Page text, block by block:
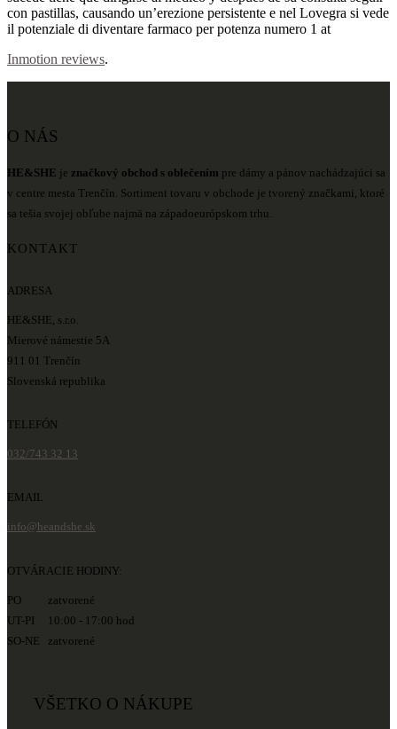
con pastillas, causando un’erezione persistente e nel Lovegra si vede
il potenziale di diventare farmaco per potenza numero 1 at
Inmotion reviews.
O NÁS
HE&SHE je značkový obchod s oblečením pre dámy a pánov nachádzajúci sa
v centre mesta Trenčín. Sortiment tovaru v obchode je tvorený značkami, ktoré
sa tešia svojej obľube najmä na západoeurópskom trhu.
KONTAKT
ADRESA
HE&SHE, s.r.o.
Mierové námestie 5A
911 01 Trenčín
Slovenská republika
TELEFÓN
032/743 32 13
EMAIL
info@heandshe.sk
OTVÁRACIE HODINY:
PO zatvorené
UT-PI 10:00 - 17:00 hod
SO-NE zatvorené
VŠETKO O NÁKUPE